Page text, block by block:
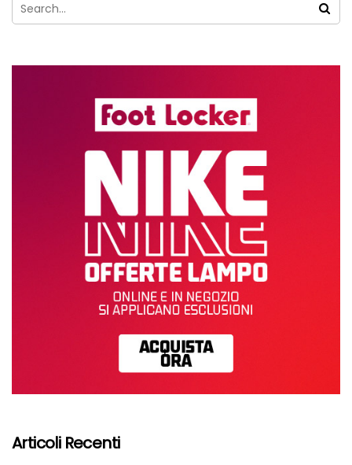
Articoli Recenti